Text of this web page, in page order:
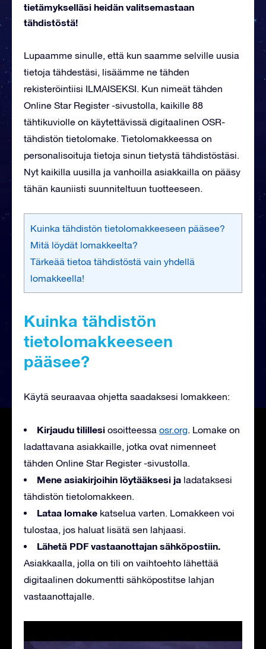
tietämykselläsi heidän valitsemastaan
tähdistöstä!
Lupaamme sinulle, että kun saamme selville uusia
tietoja tähdestäsi, lisäämme ne tähden
rekisteröintiisi ILMAISEKSI. Kun nimeät tähden
Online Star Register -sivustolla, kaikille 88
tähtikuviolle on käytettävissä digitaalinen OSR-
tähdistön tietolomake. Tietolomakkeessa on
personalisoituja tietoja sinun tietystä tähdistöstäsi.
Nyt kaikilla uusilla ja vanhoilla asiakkailla on pääsy
tähän kauniisti suunniteltuun tuotteeseen.
Kuinka tähdistön tietolomakkeeseen pääsee?
Mitä löydät lomakkeelta?
Tärkeää tietoa tähdistöstä vain yhdellä
lomakkeella!
Kuinka tähdistön
tietolomakkeeseen
pääsee?
Käytä seuraavaa ohjetta saadaksesi lomakkeen:
Kirjaudu tilillesi osoitteessa osr.org. Lomake on
ladattavana asiakkaille, jotka ovat nimenneet
tähden Online Star Register -sivustolla.
Mene asiakirjoihin löytääksesi ja ladataksesi
tähdistön tietolomakkeen.
Lataa lomake katselua varten. Lomakkeen voi
tulostaa, jos haluat lisätä sen lahjaasi.
Lähetä PDF vastaanottajan sähköpostiin.
Asiakkaalla, jolla on tili on vaihtoehto lähettää
digitaalinen dokumentti sähköpostitse lahjan
vastaanottajalle.